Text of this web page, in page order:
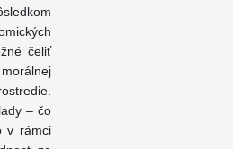
čeliť
– čo
v rámci